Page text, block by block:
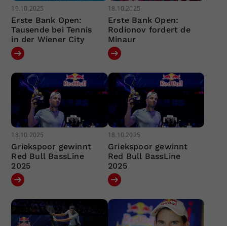
19.10.2025
Erste Bank Open:
Tausende bei Tennis
in der Wiener City
18.10.2025
Erste Bank Open:
Rodionov fordert de
Minaur
18.10.2025
Griekspoor gewinnt
Red Bull BassLine
2025
18.10.2025
Griekspoor gewinnt
Red Bull BassLine
2025